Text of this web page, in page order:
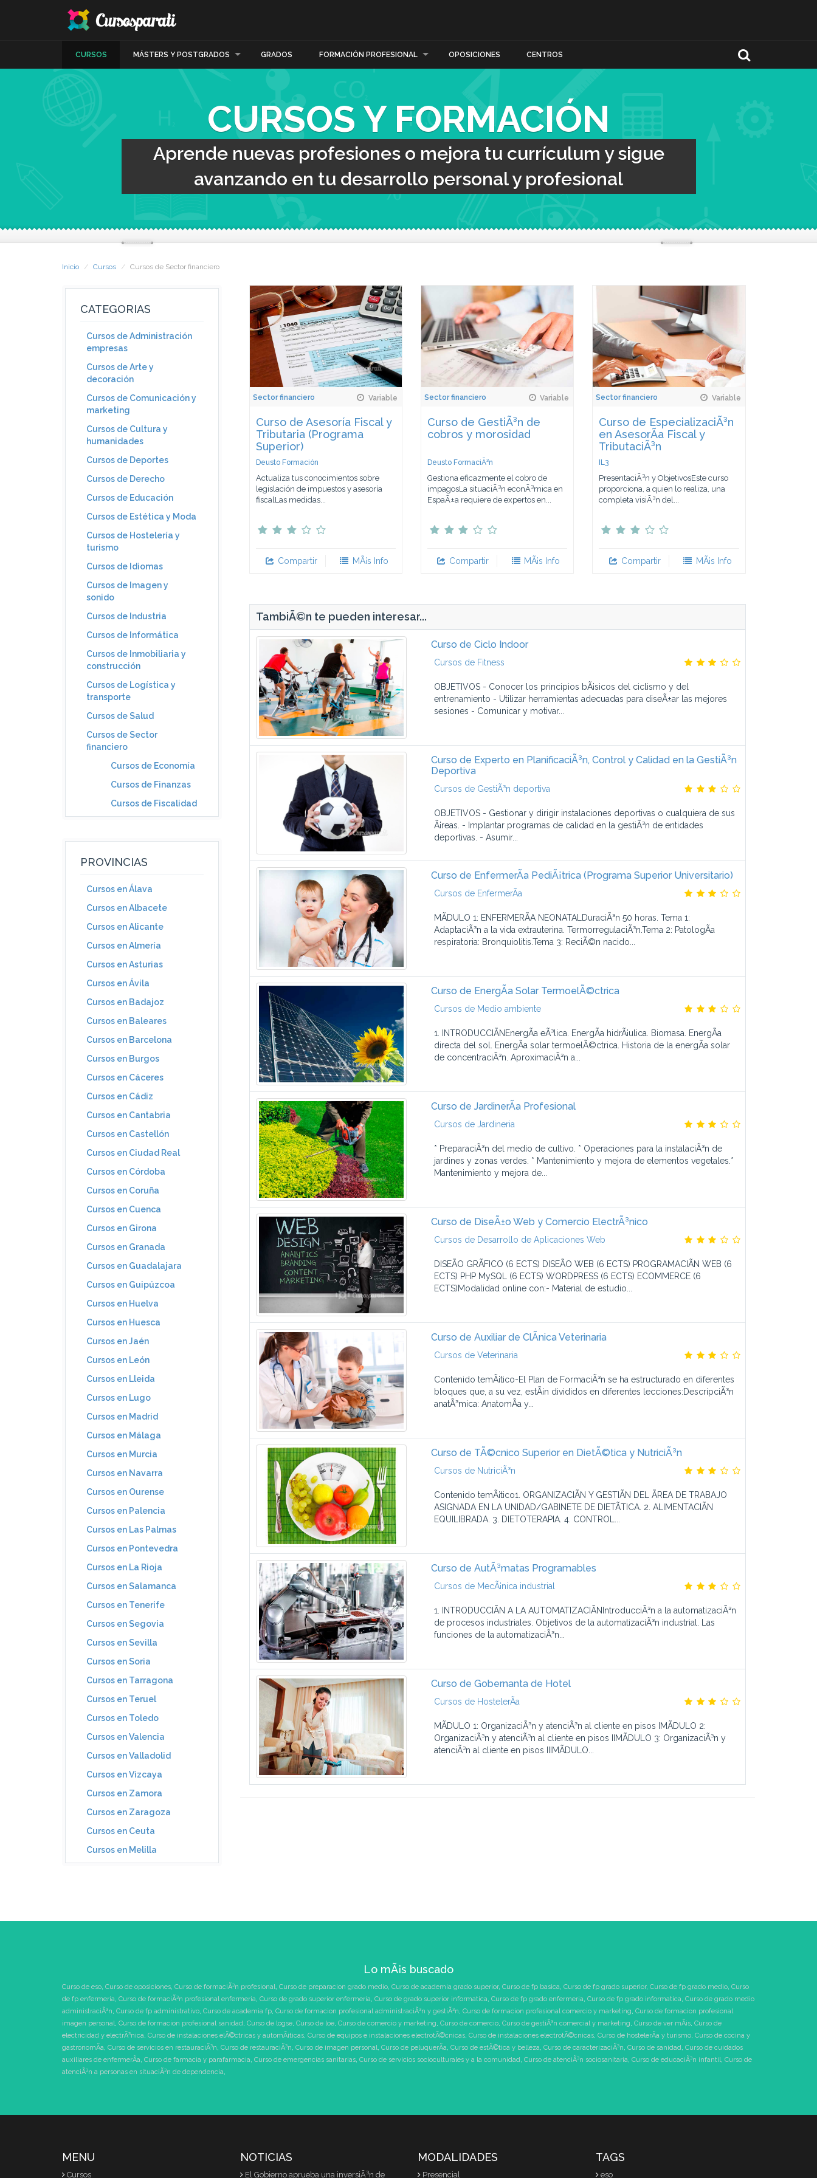
CURSOS MÁSTERS Y POSTGRADOS GRADOS FORMACIÓN PROFESIONAL OPOSICIONES CENTROS
CURSOS Y FORMACIÓN
Aprende nuevas profesiones o mejora tu currículum y sigue
avanzando en tu desarrollo personal y profesional
Inicio Cursos Cursos de Sector financiero
CATEGORIAS
Cursos de Administración
empresas
Cursos de Arte y
decoración
Cursos de Comunicación y
marketing
Cursos de Cultura y
humanidades
Cursos de Deportes
Cursos de Derecho
Cursos de Educación
Cursos de Estética y Moda
Cursos de Hostelería y
turismo
Cursos de Idiomas
Cursos de Imagen y
sonido
Cursos de Industria
Cursos de Informática
Cursos de Inmobiliaria y
construcción
Cursos de Logística y
transporte
Cursos de Salud
Cursos de Sector
financiero
Cursos de Economía
Cursos de Finanzas
Cursos de Fiscalidad
PROVINCIAS
Cursos en Álava
Cursos en Albacete
Cursos en Alicante
Cursos en Almería
Cursos en Asturias
Cursos en Ávila
Cursos en Badajoz
Cursos en Baleares
Cursos en Barcelona
Cursos en Burgos
Cursos en Cáceres
Cursos en Cádiz
Cursos en Cantabria
Cursos en Castellón
Cursos en Ciudad Real
Cursos en Córdoba
Cursos en Coruña
Cursos en Cuenca
Cursos en Girona
Cursos en Granada
Cursos en Guadalajara
Cursos en Guipúzcoa
Cursos en Huelva
Cursos en Huesca
Cursos en Jaén
Cursos en León
Cursos en Lleida
Cursos en Lugo
Cursos en Madrid
Cursos en Málaga
Cursos en Murcia
Cursos en Navarra
Cursos en Ourense
Cursos en Palencia
Cursos en Las Palmas
Cursos en Pontevedra
Cursos en La Rioja
Cursos en Salamanca
Cursos en Tenerife
Cursos en Segovia
Cursos en Sevilla
Cursos en Soria
Cursos en Tarragona
Cursos en Teruel
Cursos en Toledo
Cursos en Valencia
Cursos en Valladolid
Cursos en Vizcaya
Cursos en Zamora
Cursos en Zaragoza
Cursos en Ceuta
Cursos en Melilla
Sector financiero Variable
Curso de Asesoría Fiscal y
Tributaria (Programa
Superior)
Deusto Formación
Actualiza tus conocimientos sobre
legislación de impuestos y asesoría
fiscalLas medidas...
Compartir MÃ¡s Info
Sector financiero Variable
Curso de GestiÃ³n de
cobros y morosidad
Deusto FormaciÃ³n
Gestiona eficazmente el cobro de
impagosLa situaciÃ³n econÃ³mica en
EspaÃ±a requiere de expertos en...
Compartir MÃ¡s Info
Sector financiero Variable
Curso de EspecializaciÃ³n
en AsesorÃ­a Fiscal y
TributaciÃ³n
IL3
PresentaciÃ³n y ObjetivosEste curso
proporciona, a quien lo realiza, una
completa visiÃ³n del...
Compartir MÃ¡s Info
TambiÃ©n te pueden interesar...
Curso de Ciclo Indoor
Cursos de Fitness
OBJETIVOS - Conocer los principios bÃ¡sicos del ciclismo y del
entrenamiento - Utilizar herramientas adecuadas para diseÃ±ar las mejores
sesiones - Comunicar y motivar...
Curso de Experto en PlanificaciÃ³n, Control y Calidad en la GestiÃ³n
Deportiva
Cursos de GestiÃ³n deportiva
OBJETIVOS - Gestionar y dirigir instalaciones deportivas o cualquiera de sus
Ã¡reas. - Implantar programas de calidad en la gestiÃ³n de entidades
deportivas. - Asumir...
Curso de EnfermerÃ­a PediÃ¡trica (Programa Superior Universitario)
Cursos de EnfermerÃ­a
MÃDULO 1: ENFERMERÃA NEONATALDuraciÃ³n 50 horas. Tema 1:
AdaptaciÃ³n a la vida extrauterina. TermorregulaciÃ³n.Tema 2: PatologÃ­a
respiratoria: Bronquiolitis.Tema 3: ReciÃ©n nacido...
Curso de EnergÃ­a Solar TermoelÃ©ctrica
Cursos de Medio ambiente
1. INTRODUCCIÃNEnergÃ­a eÃ³lica. EnergÃ­a hidrÃ¡ulica. Biomasa. EnergÃ­a
directa del sol. EnergÃ­a solar termoelÃ©ctrica. Historia de la energÃ­a solar
de concentraciÃ³n. AproximaciÃ³n a...
Curso de JardinerÃ­a Profesional
Cursos de Jardineria
* PreparaciÃ³n del medio de cultivo. * Operaciones para la instalaciÃ³n de
jardines y zonas verdes. * Mantenimiento y mejora de elementos vegetales.*
Mantenimiento y mejora de...
Curso de DiseÃ±o Web y Comercio ElectrÃ³nico
Cursos de Desarrollo de Aplicaciones Web
DISEÃO GRÃFICO (6 ECTS) DISEÃO WEB (6 ECTS) PROGRAMACIÃN WEB (6
ECTS) PHP MySQL (6 ECTS) WORDPRESS (6 ECTS) ECOMMERCE (6
ECTS)Modalidad online con:- Material de estudio...
Curso de Auxiliar de ClÃ­nica Veterinaria
Cursos de Veterinaria
Contenido temÃ¡tico-El Plan de FormaciÃ³n se ha estructurado en diferentes
bloques que, a su vez, estÃ¡n divididos en diferentes lecciones:DescripciÃ³n
anatÃ³mica: AnatomÃ­a y...
Curso de TÃ©cnico Superior en DietÃ©tica y NutriciÃ³n
Cursos de NutriciÃ³n
Contenido temÃ¡tico1. ORGANIZACIÃN Y GESTIÃN DEL ÃREA DE TRABAJO
ASIGNADA EN LA UNIDAD/GABINETE DE DIETÃTICA. 2. ALIMENTACIÃN
EQUILIBRADA. 3. DIETOTERAPIA. 4. CONTROL...
Curso de AutÃ³matas Programables
Cursos de MecÃ¡nica industrial
1. INTRODUCCIÃN A LA AUTOMATIZACIÃNIntroducciÃ³n a la automatizaciÃ³n
de procesos industriales. Objetivos de la automatizaciÃ³n industrial. Las
funciones de la automatizaciÃ³n...
Curso de Gobernanta de Hotel
Cursos de HostelerÃ­a
MÃDULO 1: OrganizaciÃ³n y atenciÃ³n al cliente en pisos IMÃDULO 2:
OrganizaciÃ³n y atenciÃ³n al cliente en pisos IIMÃDULO 3: OrganizaciÃ³n y
atenciÃ³n al cliente en pisos IIIMÃDULO...
Lo mÃ¡s buscado
Curso de eso, Curso de oposiciones, Curso de formaciÃ³n profesional, Curso de preparacion grado medio, Curso de academia grado superior, Curso de fp basica, Curso de fp grado superior, Curso de fp grado medio, Curso
de fp enfermeria, Curso de formaciÃ³n profesional enfermeria, Curso de grado superior enfermeria, Curso de grado superior informatica, Curso de fp grado enfermeria, Curso de fp grado informatica, Curso de grado medio
administraciÃ³n, Curso de fp administrativo, Curso de academia fp, Curso de formacion profesional administraciÃ³n y gestiÃ³n, Curso de formacion profesional comercio y marketing, Curso de formacion profesional
imagen personal, Curso de formacion profesional sanidad, Curso de logse, Curso de loe, Curso de comercio y marketing, Curso de comercio, Curso de gestiÃ³n comercial y marketing, Curso de ver mÃ¡s, Curso de
electricidad y electrÃ³nica, Curso de instalaciones elÃ©ctricas y automÃ¡ticas, Curso de equipos e instalaciones electrotÃ©cnicas, Curso de instalaciones electrotÃ©cnicas, Curso de hostelerÃ­a y turismo, Curso de cocina y
gastronomÃ­a, Curso de servicios en restauraciÃ³n, Curso de restauraciÃ³n, Curso de imagen personal, Curso de peluquerÃ­a, Curso de estÃ©tica y belleza, Curso de caracterizaciÃ³n, Curso de sanidad, Curso de cuidados
auxiliares de enfermerÃ­a, Curso de farmacia y parafarmacia, Curso de emergencias sanitarias, Curso de servicios socioculturales y a la comunidad, Curso de atenciÃ³n sociosanitaria, Curso de educaciÃ³n infantil, Curso de
atenciÃ³n a personas en situaciÃ³n de dependencia,
MENU
Cursos
NOTICIAS
El Gobierno aprueba una inversiÃ³n de
MODALIDADES
Presencial
TAGS
eso